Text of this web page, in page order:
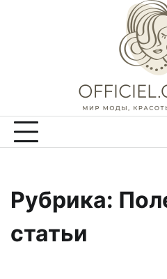
Рубрика:
статьи